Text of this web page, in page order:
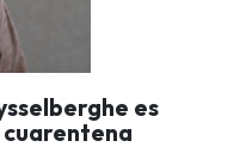
es